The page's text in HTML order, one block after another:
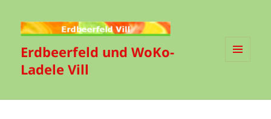
Erdbeerfeld und WoKo-
Ladele Vill